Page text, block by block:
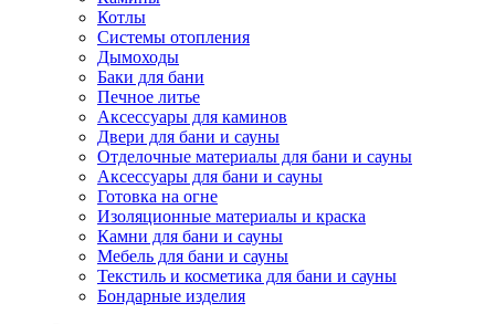
Котлы
Системы отопления
Дымоходы
Баки для бани
Печное литье
Аксессуары для каминов
Двери для бани и сауны
Отделочные материалы для бани и сауны
Аксессуары для бани и сауны
Готовка на огне
Изоляционные материалы и краска
Камни для бани и сауны
Мебель для бани и сауны
Текстиль и косметика для бани и сауны
Бондарные изделия